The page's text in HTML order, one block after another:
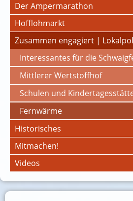
Der Ampermarathon
Hofflohmarkt
Zusammen engagiert |
Interessantes für die
Mittlerer Wertstoffhof
Schulen und
Fernwärme
Historisches
Mitmachen!
Videos